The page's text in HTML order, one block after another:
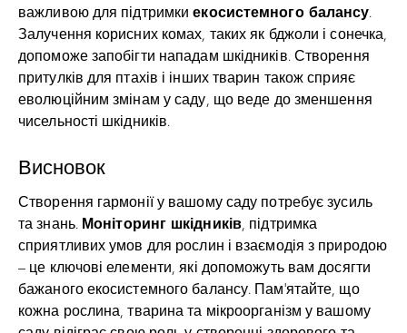
важливою для підтримкиекосистемного балансу.
Залучення корисних комах, таких як бджоли і сонечка,
допоможе запобігти нападам шкідників. Створення
притулків для птахів і інших тварин також сприяє
еволюційним змінам у саду, що веде до зменшення
чисельності шкідників.
Висновок
Створення гармонії у вашому саду потребує зусиль
та знань. Моніторинг шкідників , підтримка
сприятливих умов для рослин і взаємодія з природою
– це ключові елементи, які допоможуть вам досягти
бажаного екосистемного балансу. Пам’ятайте, що
кожна рослина, тварина та мікроорганізм у вашому